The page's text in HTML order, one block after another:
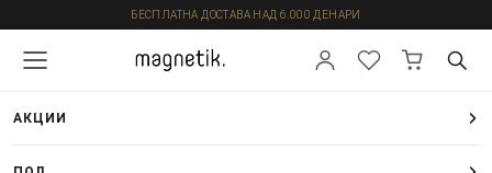
БЕСПЛАТНА ДОСТАВА НАД 6.000 ДЕНАРИ
АКЦИИ